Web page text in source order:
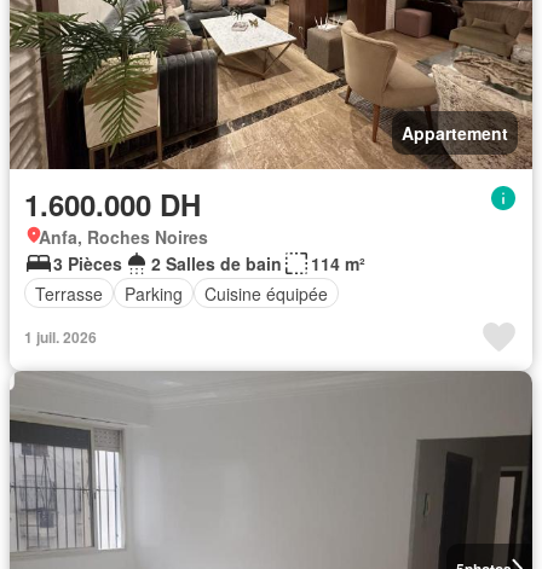
Appartement
1.600.000 DH
Anfa, Roches Noires
3 Pièces
2 Salles de bain
114 m²
Terrasse
Parking Cuisine équipée
1 juil. 2026